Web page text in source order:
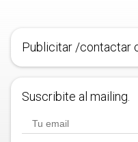
Publicitar /contactar
Suscribite al mailing.